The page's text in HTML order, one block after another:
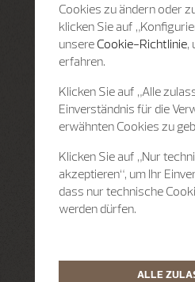
Cookies zu ändern oder
klicken Sie auf
unsere Cookie-Richtlinie,
erfahren.
Klicken Sie auf „Alle
Einverständnis für die
erwähnten Cookies zu
Klicken Sie auf „Nur
akzeptieren“, um Ihr
dass nur technische
werden dürfen.
ALLE